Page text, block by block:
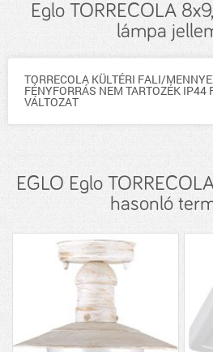
Eglo TORRECOLA
lámpa
TORRECOLA KÜLTÉRI FALI/
FÉNYFORRÁS NEM TARTOZÉK IP44
VÁLTOZAT
EGLO Eglo
hasonló